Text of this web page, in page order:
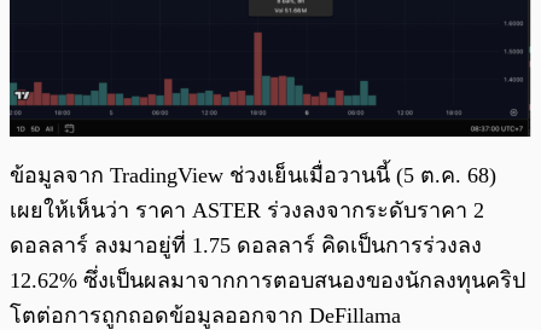
ข้อมูลจาก TradingView ช่วงเย็นเมื่อวานนี้ (5 ต.ค. 68)
เผยให้เห็นว่า ราคา ASTER ร่วงลงจากระดับราคา 2
ดอลลาร์ ลงมาอยู่ที่ 1.75 ดอลลาร์ คิดเป็นการร่วงลง
12.62% ซึ่งเป็นผลมาจากการตอบสนองของนักลงทุนคริป
โตต่อการถูกถอดข้อมูลออกจาก DeFillama